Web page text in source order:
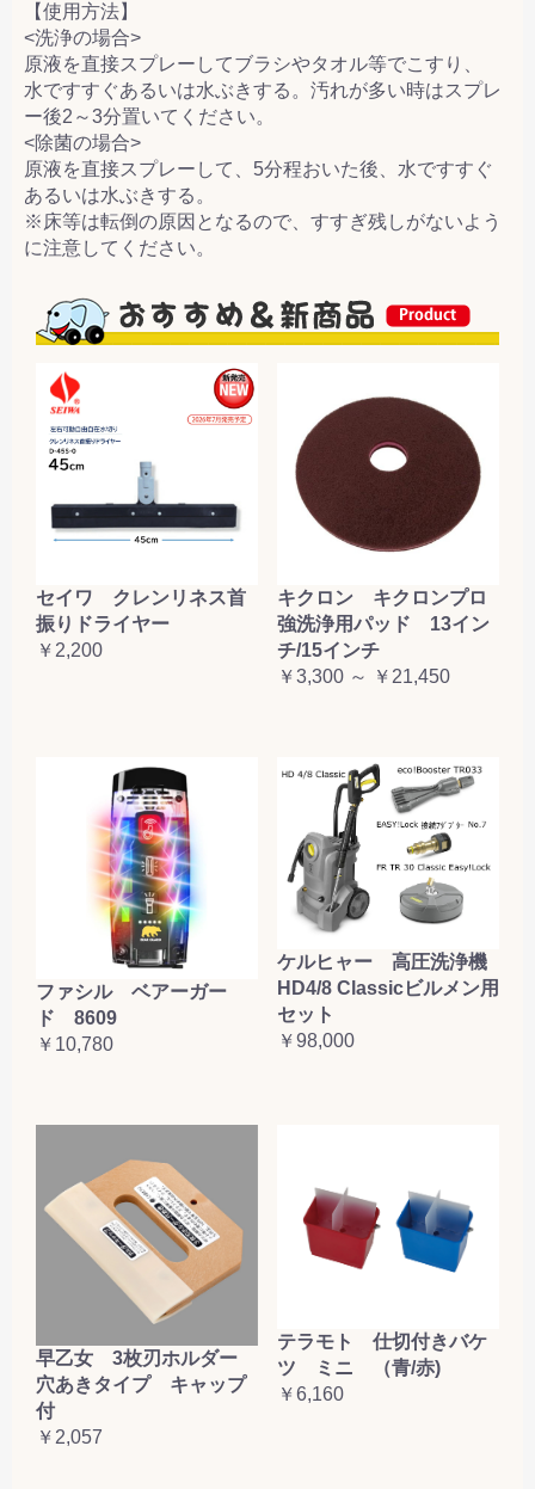
【使用方法】
<洗浄の場合>
原液を直接スプレーしてブラシやタオル等でこすり、
水ですすぐあるいは水ぶきする。汚れが多い時はスプレ
ー後2～3分置いてください。
<除菌の場合>
原液を直接スプレーして、5分程おいた後、水ですすぐ
あるいは水ぶきする。
※床等は転倒の原因となるので、すすぎ残しがないよう
に注意してください。
セイワ クレンリネス首
振りドライヤー
￥2,200
キクロン キクロンプロ
強洗浄用パッド 13イン
チ/15インチ
￥3,300 ～ ￥21,450
ファシル ベアーガー
ド 8609
￥10,780
ケルヒャー 高圧洗浄機
HD4/8 Classicビルメン用
セット
￥98,000
早乙女 3枚刃ホルダー
穴あきタイプ キャップ
付
￥2,057
テラモト 仕切付きバケ
ツ ミニ （青/赤)
￥6,160